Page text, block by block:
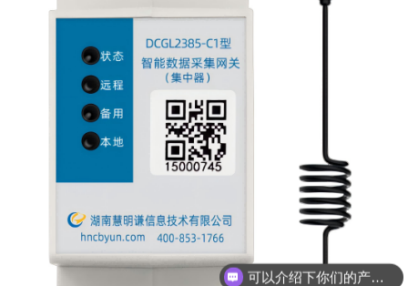
可以介绍下你们的产品么